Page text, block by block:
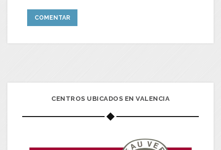
CENTROS UBICADOS EN VALENCIA